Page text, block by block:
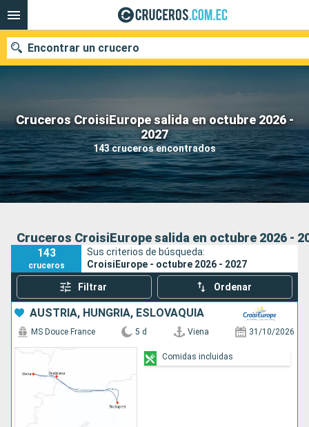
Cruceros CroisiEurope salida en octubre 2026 -
2027
143 cruceros encontrados
Encontrar un crucero
Nuestros destinos
Fecha de salida
Puertos Compañías
Cruceros CroisiEurope salida en octubre 2026 -
143
cruceros
Sus criterios de búsqueda:
CroisiEurope - octubre 2026 - 2027
Filtrar Ordenar
AUSTRIA, HUNGRÍA, ESLOVAQUIA
MS Douce France 5 d Viena 31/10/2026
Comidas incluidas